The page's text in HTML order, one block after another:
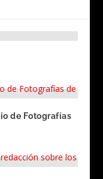
de Fotografías